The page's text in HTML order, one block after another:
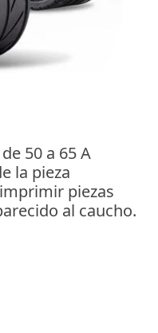
50 a 65 A
la pieza
piezas
al caucho.